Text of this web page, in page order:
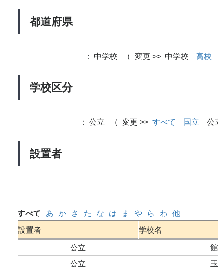
都道府県
学校区分
： 中学校 （ 変更 >> 中学校 高校
設置者
： 公立 （ 変更 >> すべて 国立
すべて あ か さ た な は ま や ら わ
他
設置者
学校名
公立
公立